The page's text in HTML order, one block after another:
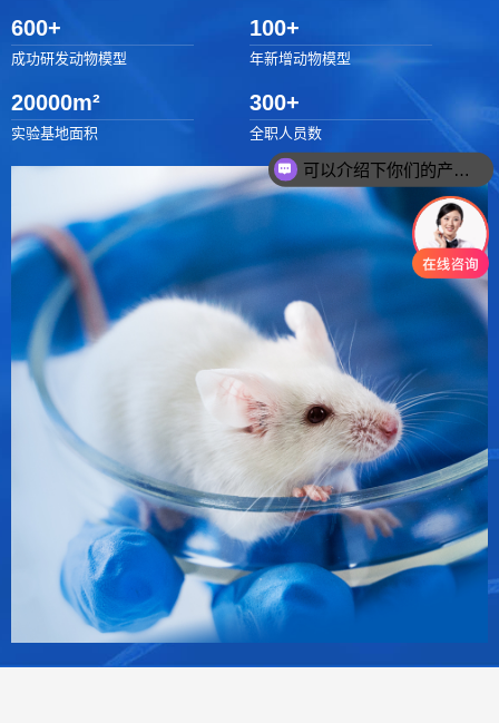
600+
成功研发动物模型
100+
年新增动物模型
20000m²
实验基地面积
300+
全职人员数